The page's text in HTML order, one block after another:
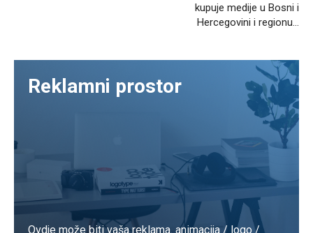
kupuje medije u Bosni i
Hercegovini i regionu…
Reklamni prostor
Ovdje može biti vaša reklama. animacija / logo /